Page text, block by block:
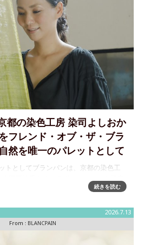
都の染色工房 染司よしおか
フレンド・オブ・ザ・ブラ
然を唯一のパレットとして
トとしてブランパンは、京都の染色工
は、江戸時代から受け継がれてきた200
とつです。自然由
続きを読む
2026.7.13
From : BLANCPAIN